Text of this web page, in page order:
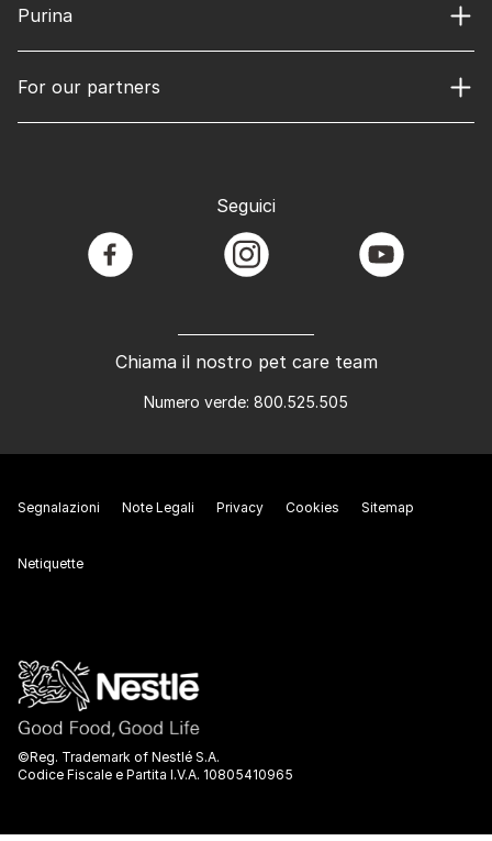
Purina
For our partners
Chiama il nostro pet care team
Numero verde: 800.525.505
Seguici
facebook instagram youtube
©Reg. Trademark of Nestlé S.A.
Codice Fiscale e Partita I.V.A. 10805410965
Segnalazioni Note Legali Privacy Cookies Sitemap
Netiquette